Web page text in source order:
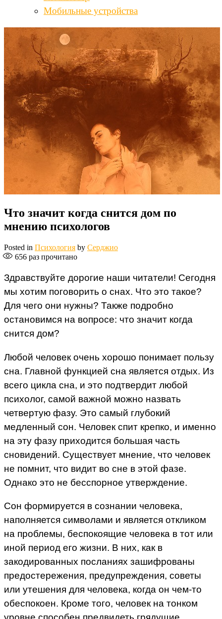
Мобильные устройства
Что значит когда снится дом по
мнению психологов
Posted in Психология by Серджио
656 раз прочитано
Здравствуйте дорогие наши читатели! Сегодня
мы хотим поговорить о снах. Что это такое?
Для чего они нужны? Также подробно
остановимся на вопросе: что значит когда
снится дом?
Любой человек очень хорошо понимает пользу
сна. Главной функцией сна является отдых. Из
всего цикла сна, и это подтвердит любой
психолог, самой важной можно назвать
четвертую фазу. Это самый глубокий
медленный сон. Человек спит крепко, и именно
на эту фазу приходится большая часть
сновидений. Существует мнение, что человек
не помнит, что видит во сне в этой фазе.
Однако это не бесспорное утверждение.
Сон формируется в сознании человека,
наполняется символами и является откликом
на проблемы, беспокоящие человека в тот или
иной период его жизни. В них, как в
закодированных посланиях зашифрованы
предостережения, предупреждения, советы
или утешения для человека, когда он чем-то
обеспокоен. Кроме того, человек на тонком